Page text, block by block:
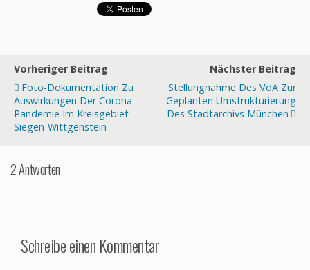
Vorheriger Beitrag
Foto-Dokumentation Zu
Auswirkungen Der Corona-
Pandemie Im Kreisgebiet
Siegen-Wittgenstein
Nächster Beitrag
Stellungnahme Des VdA Zur
Geplanten Umstrukturierung
Des Stadtarchivs München
2 Antworten
Schreibe einen Kommentar